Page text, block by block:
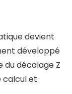
devient
développé
du décalage Z
calcul et